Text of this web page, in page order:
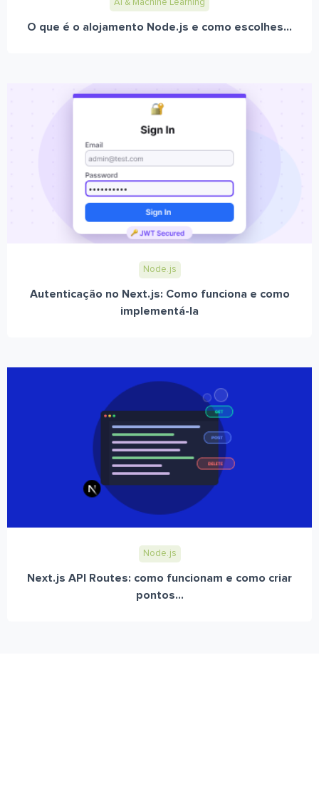
AI & Machine Learning
O que é o alojamento Node.js e como escolhes...
Node.js
Autenticação no Next.js: Como funciona e como
implementá-la
Node.js
Next.js API Routes: como funcionam e como criar
pontos...